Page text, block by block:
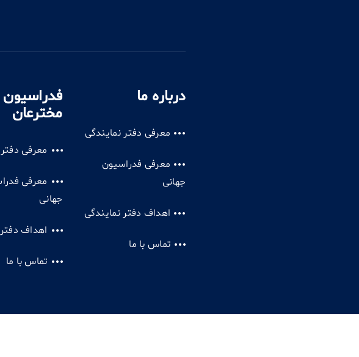
درباره ما
معرفی دفتر نمایندگی
معرفی فدراسیون
جهانی
اهداف دفتر نمایندگی
تماس با ما
فدراسیون
مخترعان
معرفی
معرفی
جهانی
اهداف
تماس با ما